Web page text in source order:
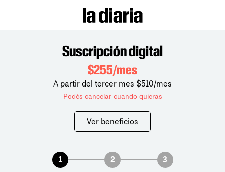
Suscripción digital
$255/mes
A partir del tercer mes $510/mes
Podés cancelar cuando quieras
Ver beneficios
1 2 3